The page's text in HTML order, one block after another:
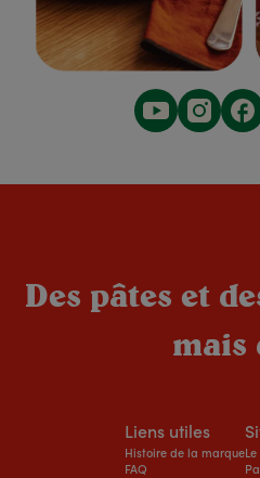
Des pâtes et
mais
Liens utiles
Histoire de la marque
FAQ